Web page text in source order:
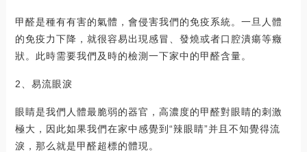
甲醛是種有有害的氣體，會侵害我們的免疫系統。一旦人體
的免疫力下降，就很容易出現感冒、發燒或者口腔潰瘍等癥
狀。此時需要我們及時的檢測一下家中的甲醛含量。
2、易流眼淚
眼睛是我們人體最脆弱的器官，高濃度的甲醛對眼睛的刺激
極大，因此如果我們在家中感覺到“辣眼睛”并且不知覺得流
淚，那么就是甲醛超標的體現。